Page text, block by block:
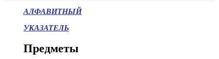
АЛФАВИТНЫЙ
УКАЗАТЕЛЬ
Предметы